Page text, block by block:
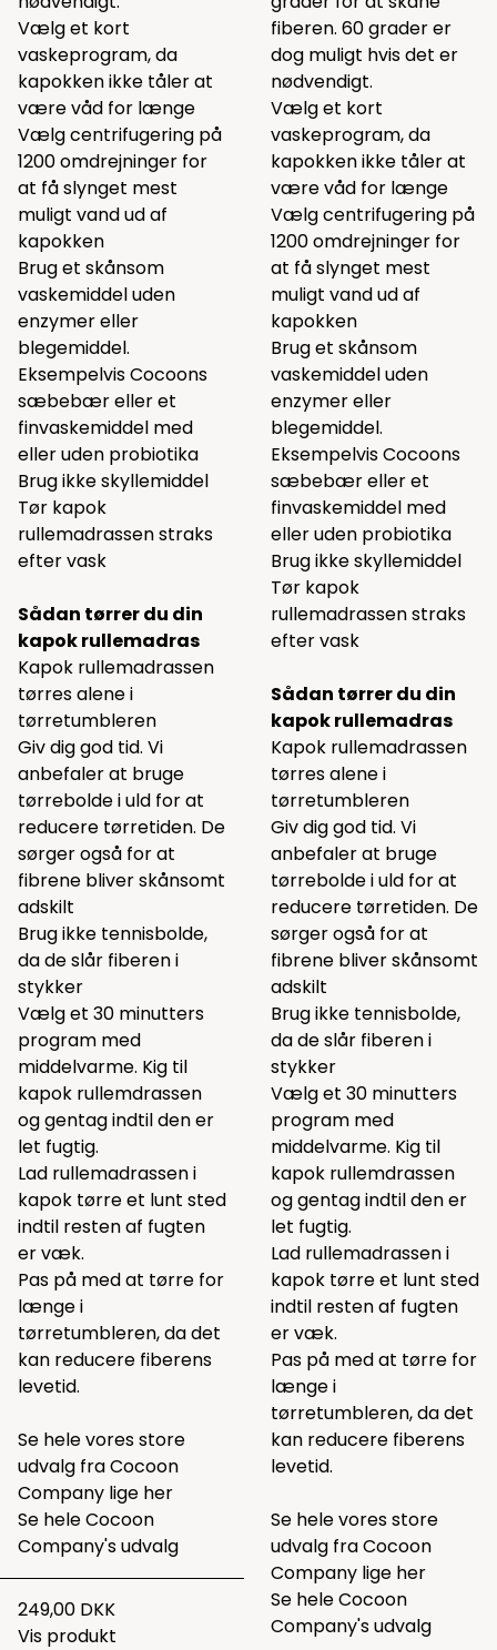
Vælg et kort
vaskeprogram, da
kapokken ikke tåler at
være våd for længe
Vælg centrifugering på
1200 omdrejninger for
at få slynget mest
muligt vand ud af
kapokken
Brug et skånsom
vaskemiddel uden
enzymer eller
blegemiddel.
Eksempelvis Cocoons
sæbebæreller et
finvaskemiddel med
eller uden probiotika
Brug ikke skyllemiddel
Tør kapok
rullemadrassen straks
efter vask
Sådan tørrer du din
kapok rullemadras
Kapok rullemadrassen
tørres alene i
tørretumbleren
Giv dig god tid. Vi
anbefaler at bruge
tørreboldei uld for at
reducere tørretiden. De
sørger også for at
fibrene bliver skånsomt
adskilt
Brug ikke tennisbolde,
da de slår fiberen i
stykker
Vælg et 30 minutters
program med
middelvarme. Kig til
kapok rullemdrassen
og gentag indtil den er
let fugtig.
Lad rullemadrassen i
kapok tørre et lunt sted
indtil resten af fugten
er væk.
Pas på med at tørre for
længe i
tørretumbleren, da det
kan reducere fiberens
levetid.
Se hele vores store
udvalg fra Cocoon
Company lige her
Se heleCocoon
Company's udvalg
249,00 DKK
Vis produkt
fiberen. 60 grader er
dog muligt hvis det er
nødvendigt.
Vælg et kort
vaskeprogram, da
kapokken ikke tåler at
være våd for længe
Vælg centrifugering på
1200 omdrejninger for
at få slynget mest
muligt vand ud af
kapokken
Brug et skånsom
vaskemiddel uden
enzymer eller
blegemiddel.
Eksempelvis Cocoons
sæbebæreller et
finvaskemiddel med
eller uden probiotika
Brug ikke skyllemiddel
Tør kapok
rullemadrassen straks
efter vask
Sådan tørrer du din
kapok rullemadras
Kapok rullemadrassen
tørres alene i
tørretumbleren
Giv dig god tid. Vi
anbefaler at bruge
tørreboldei uld for at
reducere tørretiden. De
sørger også for at
fibrene bliver skånsomt
adskilt
Brug ikke tennisbolde,
da de slår fiberen i
stykker
Vælg et 30 minutters
program med
middelvarme. Kig til
kapok rullemdrassen
og gentag indtil den er
let fugtig.
Lad rullemadrassen i
kapok tørre et lunt sted
indtil resten af fugten
er væk.
Pas på med at tørre for
længe i
tørretumbleren, da det
kan reducere fiberens
levetid.
Se hele vores store
udvalg fra Cocoon
Company lige her
Se heleCocoon
Company's udvalg